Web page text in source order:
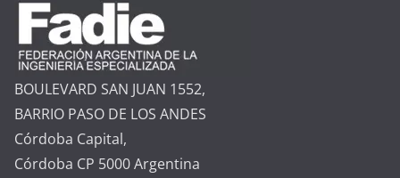
BOULEVARD SAN JUAN 1552,
BARRIO PASO DE LOS ANDES
Córdoba Capital,
Córdoba CP 5000 Argentina